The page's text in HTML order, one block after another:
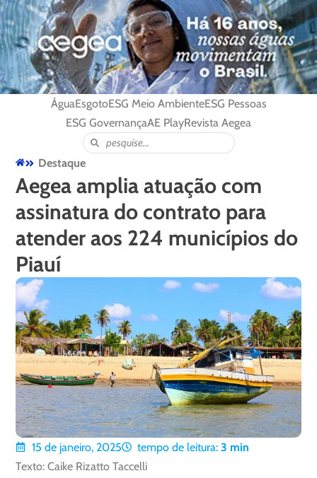
ÁguaEsgotoESG Meio AmbienteESG Pessoas
ESG GovernançaAE PlayRevista Aegea
Destaque
Aegea amplia atuação com
assinatura do contrato para
atender aos 224 municípios do
Piauí
15 de janeiro, 2025 tempo de leitura: 3 min
Texto: Caike Rizatto Taccelli